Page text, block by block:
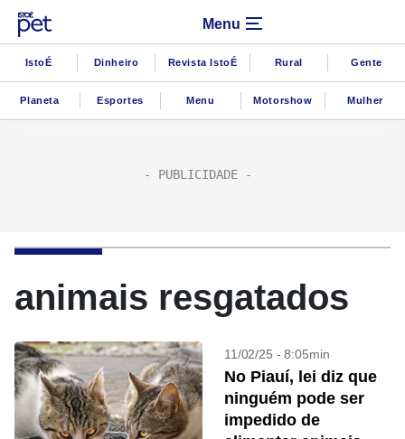
Menu
IstoÉ Dinheiro Revista IstoÉ Rural Gente
Planeta Esportes Menu Motorshow Mulher
animais resgatados
11/02/25 - 8:05min
No Piauí, lei diz que
ninguém pode ser
impedido de